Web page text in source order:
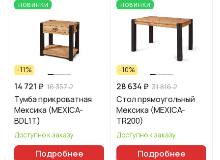
НОВИНКИ
-11%
14 721 ₽ 16 357 ₽
Тумба прикроватная
Мексика (MEXICA-
BDL1T)
Доступно к заказу
Подробнее
НОВИНКИ
-10%
28 634 ₽ 31 816 ₽
Стол прямоугольный
Мексика (MEXICA-
TR200)
Доступно к заказу
Подробнее